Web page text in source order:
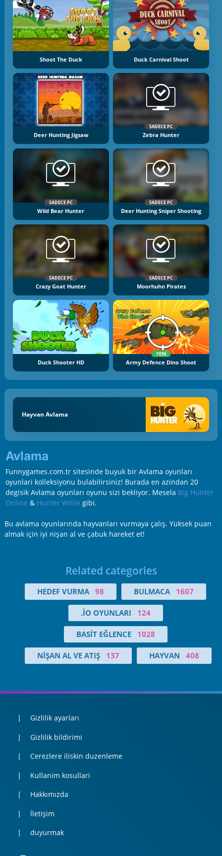
Shoot The Duck Duck Carnival Shoot
Deer Hunting Jigsaw
SADECE PC
Zebra Hunter
SADECE PC
Wild Bear Hunter
SADECE PC
Deer Hunting Sniper Shooting
SADECE PC
Crazy Goat Hunter
SADECE PC
Moorhuhn Pirates
Duck Shooter HD
YENI
Army Defence Dino Shoot
Hayvan Avlama
Avlama
Funnygames.com.tr sitesinde buyuk bir Avlama oyunları
oyunlari kolleksiyonu bulabilirsiniz! Burada en azindan 20
degisik Avlama oyunları oyunu sizi bekliyor. Mesela Big Hunter
Online & Hunter Willie gibi.
Bu avlama oyunlarında hayvanları vurmaya çalış. Yüksek puan
almak için iyi nişan al ve çabuk hareket et!
Related categories
HEDEF VURMA 98 BULMACA 1607
.IO OYUNLARI 124
BASIT EĞLENCE 1028
NIŞAN AL VE ATIŞ 137 HAYVAN 408
Gizlilik ayarları
Gizlilik bildirimi
Cerezlere iliskin duzenleme
Kullanim kosullari
Hakkımızda
İletişim
duyurmak